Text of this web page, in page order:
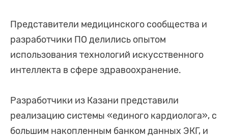
Представители медицинского сообщества и
разработчики ПО делились опытом
использования технологий искусственного
интеллекта в сфере здравоохранение.
Разработчики из Казани представили
реализацию системы «единого кардиолога», с
большим накопленным банком данных ЭКГ, и